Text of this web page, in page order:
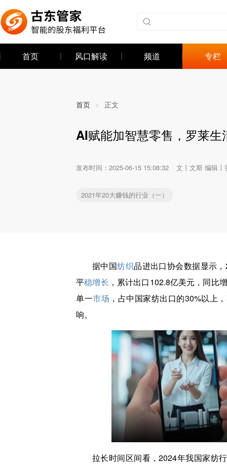
首页 风口解读 频道 专栏
首页 > 正文
AI赋能加智慧零售，罗莱
发布时间： 2025-06-15 15:08:32 文丨文斯 编辑丨
2021年20大赚钱的行业（一）
据中国纺织品进出口协会数据显示
平稳增长 ，累计出口102.8亿美元，同比
单一市场 ，占中国家纺出口的30%以上
响。
拉长时间区间看，2024年我国家纺